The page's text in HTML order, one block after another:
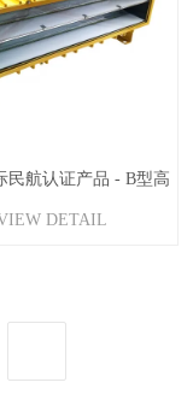
民航认证产品 - B型高
光强障碍灯
DETAIL